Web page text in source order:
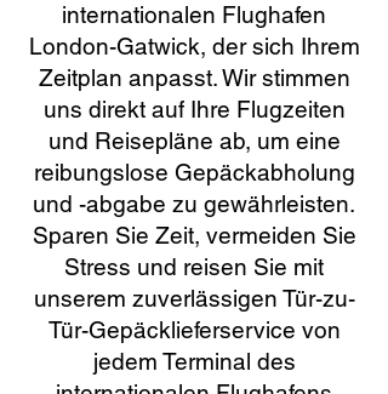
internationalen Flughafen
London-Gatwick, der sich Ihrem
Zeitplan anpasst. Wir stimmen
uns direkt auf Ihre Flugzeiten
und Reisepläne ab, um eine
reibungslose Gepäckabholung
und -abgabe zu gewährleisten.
Sparen Sie Zeit, vermeiden Sie
Stress und reisen Sie mit
unserem zuverlässigen Tür-zu-
Tür-Gepäcklieferservice von
jedem Terminal des